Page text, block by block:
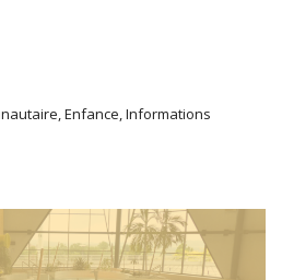
Enfance, Informations